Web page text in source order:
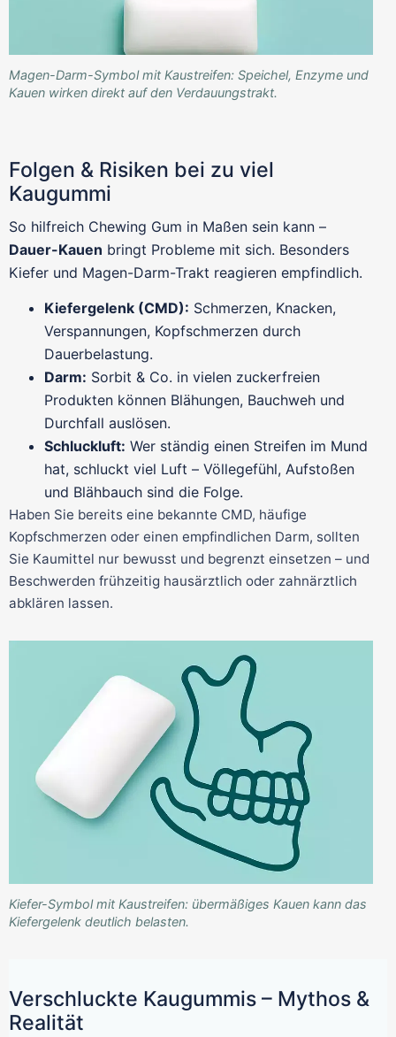
Magen-Darm-Symbol mit Kaustreifen: Speichel, Enzyme und
Kauen wirken direkt auf den Verdauungstrakt.
Folgen & Risiken bei zu viel
Kaugummi
So hilfreich Chewing Gum in Maßen sein kann –
Dauer-Kauen bringt Probleme mit sich. Besonders
Kiefer und Magen-Darm-Trakt reagieren empfindlich.
Kiefergelenk (CMD): Schmerzen, Knacken,
Verspannungen, Kopfschmerzen durch
Dauerbelastung.
Darm: Sorbit & Co. in vielen zuckerfreien
Produkten können Blähungen, Bauchweh und
Durchfall auslösen.
Schluckluft: Wer ständig einen Streifen im Mund
hat, schluckt viel Luft – Völlegefühl, Aufstoßen
und Blähbauch sind die Folge.
Haben Sie bereits eine bekannte CMD, häufige
Kopfschmerzen oder einen empfindlichen Darm, sollten
Sie Kaumittel nur bewusst und begrenzt einsetzen – und
Beschwerden frühzeitig hausärztlich oder zahnärztlich
abklären lassen.
Kiefer-Symbol mit Kaustreifen: übermäßiges Kauen kann das
Kiefergelenk deutlich belasten.
Verschluckte Kaugummis – Mythos &
Realität